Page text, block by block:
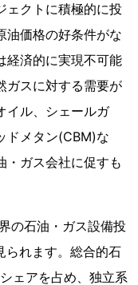
ェクトに積極的に投
油価格の好条件がな
経済的に実現不可能
ガスに対する需要が
イル、シェールガ
ドメタン(CBM)な
・ガス会社に促すも
の石油・ガス設備投
られます。総合的石
ェアを占め、独立系